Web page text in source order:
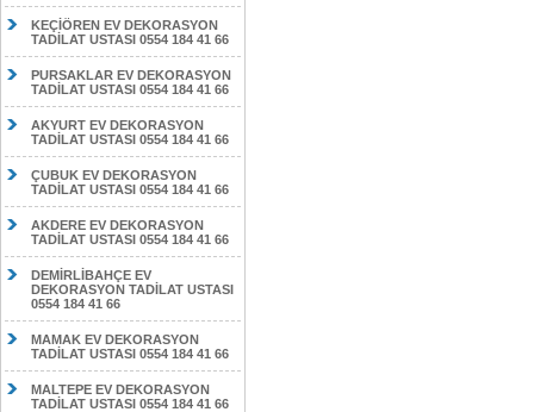
KEÇİÖREN EV DEKORASYON
TADİLAT USTASI 0554 184 41 66
PURSAKLAR EV DEKORASYON
TADİLAT USTASI 0554 184 41 66
AKYURT EV DEKORASYON
TADİLAT USTASI 0554 184 41 66
ÇUBUK EV DEKORASYON
TADİLAT USTASI 0554 184 41 66
AKDERE EV DEKORASYON
TADİLAT USTASI 0554 184 41 66
DEMİRLİBAHÇE EV
DEKORASYON TADİLAT USTASI
0554 184 41 66
MAMAK EV DEKORASYON
TADİLAT USTASI 0554 184 41 66
MALTEPE EV DEKORASYON
TADİLAT USTASI 0554 184 41 66